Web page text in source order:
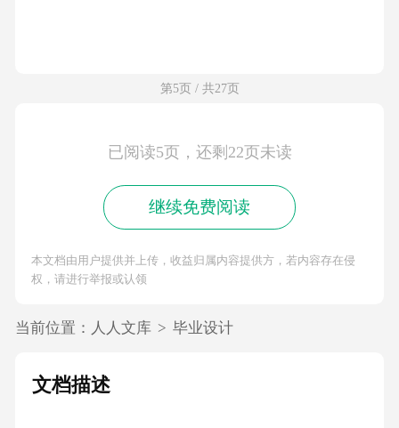
第5页 / 共27页
已阅读5页，还剩22页未读
继续免费阅读
本文档由用户提供并上传，收益归属内容提供方，若内容存在侵
权，请进行举报或认领
当前位置： 人人文库 > 毕业设计
文档描述